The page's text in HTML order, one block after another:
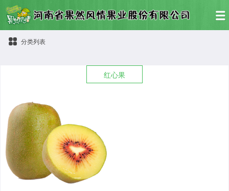
分类列表
红心果